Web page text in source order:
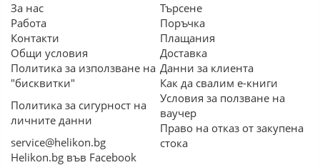
За нас
Работа
Контакти
Общи условия
Политика за използване на
"бисквитки"
Политика за сигурност на
личните данни
service@helikon.bg
Helikon.bg във Facebook
Търсене
Поръчка
Плащания
Доставка
Данни за клиента
Как да свалим е-книги
Условия за ползване на
ваучер
Право на отказ от закупена
стока